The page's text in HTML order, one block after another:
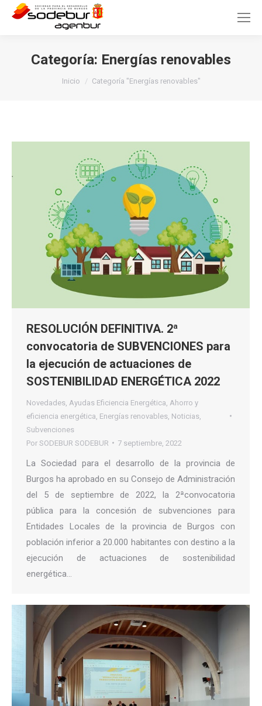
Categoría: Energías renovables
Inicio Categoría "Energías renovables"
RESOLUCIÓN DEFINITIVA. 2ª
convocatoria de SUBVENCIONES para
la ejecución de actuaciones de
SOSTENIBILIDAD ENERGÉTICA 2022
Novedades Ayudas Eficiencia Energética Ahorro y
eficiencia energética Energías renovables Noticias
Subvenciones
Por SODEBUR SODEBUR 7 septiembre, 2022
La Sociedad para el desarrollo de la provincia de
Burgos ha aprobado en su Consejo de Administración
del 5 de septiembre de 2022, la 2ªconvocatoria
pública para la concesión de subvenciones para
Entidades Locales de la provincia de Burgos con
población inferior a 20.000 habitantes con destino a la
ejecución de actuaciones de sostenibilidad
energética…